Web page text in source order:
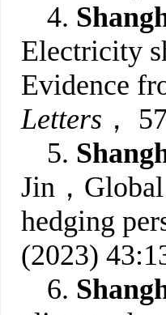
4.
Electricity
Evidence
Letters ，
5.
Jin，
hedging
(2023)
6.